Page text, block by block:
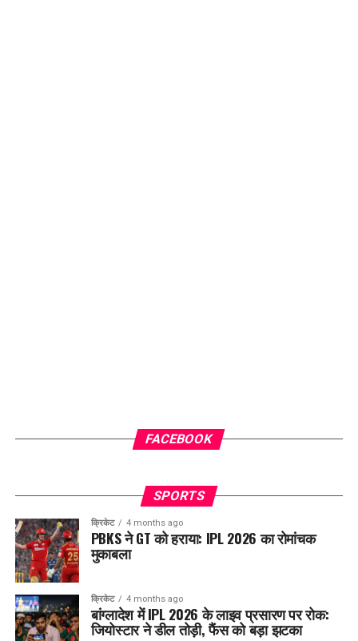
FACEBOOK
SPORTS
क्रिकेट 4 months ago
PBKS ने GT को हराया: IPL 2026 का रोमांचक
मुकाबला
क्रिकेट 4 months ago
बांग्लादेश में IPL 2026 के लाइव प्रसारण पर रोक:
जियोस्टार ने डील तोड़ी, फैंस को बड़ा झटका